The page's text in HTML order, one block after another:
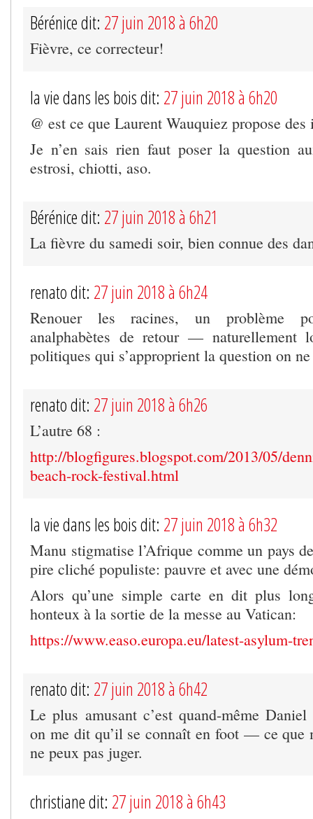
Bérénice dit: 27 juin 2018 à 6h20
Fièvre, ce correcteur!
la vie dans les bois dit: 27 juin 2018 à 6h20
@ est ce que Laurent Wauquiez propose des
Je n’en sais rien faut poser la question
estrosi, chiotti, aso.
Bérénice dit: 27 juin 2018 à 6h21
La fièvre du samedi soir, bien connue des
renato dit: 27 juin 2018 à 6h24
Renouer les racines, un problème
analphabètes de retour — naturellement
politiques qui s’approprient la question on
renato dit: 27 juin 2018 à 6h26
L’autre 68 :
http://blogfigures.blogspot.com/2013/05/
beach-rock-festival.html
la vie dans les bois dit: 27 juin 2018 à 6h32
Manu stigmatise l’Afrique comme un pays
pire cliché populiste: pauvre et avec une
Alors qu’une simple carte en dit plus
honteux à la sortie de la messe au Vatican:
https://www.easo.europa.eu/latest-asylum-
renato dit: 27 juin 2018 à 6h42
Le plus amusant c’est quand-même
on me dit qu’il se connaît en foot — ce que
ne peux pas juger.
christiane dit: 27 juin 2018 à 6h43